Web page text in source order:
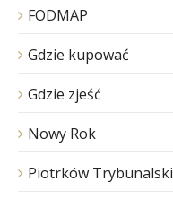
FODMAP
Gdzie kupować
Gdzie zjeść
Nowy Rok
Piotrków Trybunalski